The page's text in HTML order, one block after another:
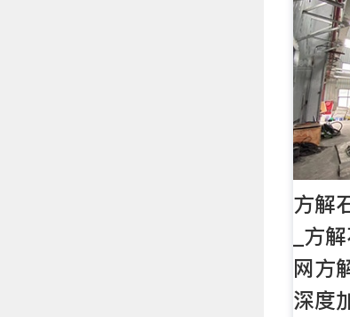
方解
_方
网方
深度